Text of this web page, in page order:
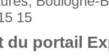
15
du portail